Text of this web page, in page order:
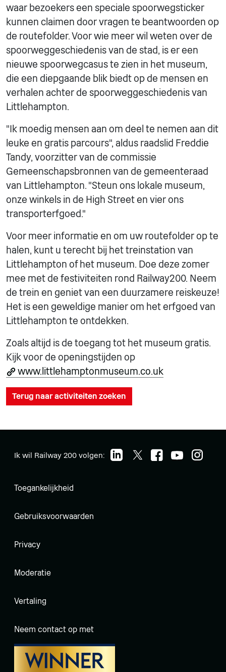
waar bezoekers een speciale spoorwegsticker
kunnen claimen door vragen te beantwoorden op
de routefolder. Voor wie meer wil weten over de
spoorweggeschiedenis van de stad, is er een
nieuwe spoorwegcasus te zien in het museum,
die een diepgaande blik biedt op de mensen en
verhalen achter de spoorweggeschiedenis van
Littlehampton.
"Ik moedig mensen aan om deel te nemen aan dit
leuke en gratis parcours", aldus raadslid Freddie
Tandy, voorzitter van de commissie
Gemeenschapsbronnen van de gemeenteraad
van Littlehampton. "Steun ons lokale museum,
onze winkels in de High Street en vier ons
transporterfgoed."
Voor meer informatie en om uw routefolder op te
halen, kunt u terecht bij het treinstation van
Littlehampton of het museum. Doe deze zomer
mee met de festiviteiten rond Railway200. Neem
de trein en geniet van een duurzamere reiskeuze!
Het is een geweldige manier om het erfgoed van
Littlehampton te ontdekken.
Zoals altijd is de toegang tot het museum gratis.
Kijk voor de openingstijden op
www.littlehamptonmuseum.co.uk
Terug naar activiteiten zoeken
Ik wil Railway 200 volgen:
Toegankelijkheid
Gebruiksvoorwaarden
Privacy
Moderatie
Vertaling
Neem contact op met